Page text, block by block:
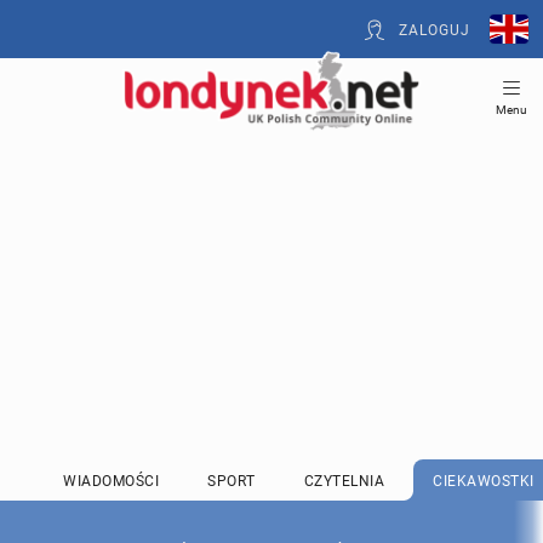
ZALOGUJ
Menu
WIADOMOŚCI SPORT CZYTELNIA CIEKAWOSTKI